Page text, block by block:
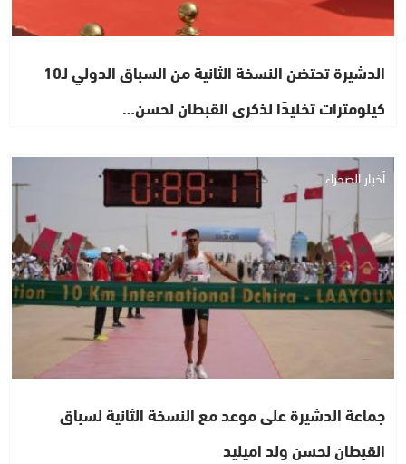
الدشيرة تحتضن النسخة الثانية من السباق الدولي لـ10
كيلومترات تخليدًا لذكرى القبطان لحسن…
أخبار الصحراء
جماعة الدشيرة على موعد مع النسخة الثانية لسباق
القبطان لحسن ولد اميليد